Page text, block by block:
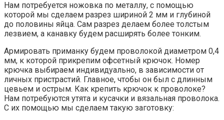
Нам потребуется ножовка по металлу, с помощью
которой мы сделаем разрез шириной 2 мм и глубиной
до половины яйца. Сам разрез делаем более толстым
лезвием, а канавку будем расширять более тонким.
Армировать приманку будем проволокой диаметром 0,4
мм, к которой прикрепим офсетный крючок. Номер
крючка выбираем индивидуально, в зависимости от
личных пристрастий. Главное, чтобы он был с длинным
цевьем и острым. Как крепить крючок к проволоке?
Нам потребуются утята и кусачки и вязальная проволока.
С их помощью мы сделаем такую заготовку: